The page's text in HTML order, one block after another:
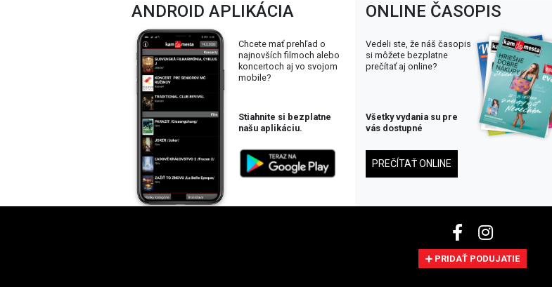
ANDROID APLIKÁCIA
Chcete mať prehľad o
najnovších filmoch alebo
koncertoch aj vo svojom
mobile?
Stiahnite si bezplatne
našu aplikáciu.
ONLINE ČASOPIS
Vedeli ste, že náš časopis
si môžete bezplatne
prečítať aj online?
Všetky vydania su pre
vás dostupné
PREČÍTAŤ ONLINE
PRIDAŤ PODUJATIE